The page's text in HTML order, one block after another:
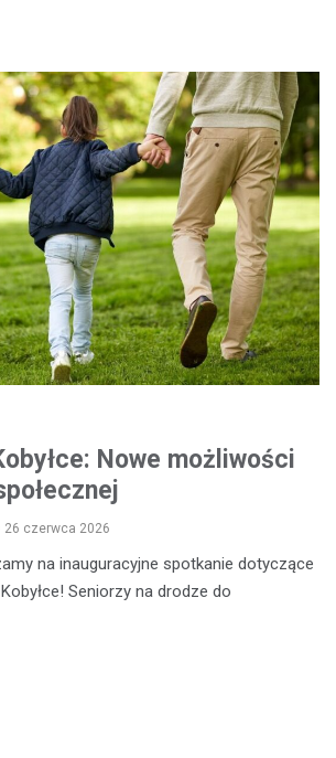
Nowe możliwości
26 czerwca 2026
na inauguracyjne spotkanie dotyczące
Seniorzy na drodze do